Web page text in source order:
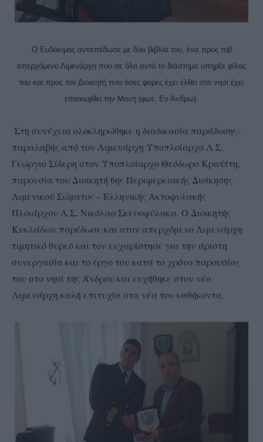
Ο Ευδόκιμος ανταπέδωσε με δύο βιβλία του, ένα προς τοβ
απερχόμενο Λιμενάρχη που σε όλο αυτό το διάστημα υπηρξε φίλος
του και προς τον Διοικητή που όσες φορές έχει έλθει στο νησί έχει
επισκεφθεί την Μονή (φωτ. Εν Άνδρω).
Στη συνέχεια ολοκληρώθηκε η διαδικασία παράδοσης-
παραλαβής από τον Λιμενάρχη Υποπλοίαρχο Λ.Σ.
Γεώργιο Σίδερη στον Υποπλοίαρχο Θεόδωρο Κραψίτη,
παρουσία του Διοικητή 6ης Περιφερειακής Διοίκησης
Λιμενικού Σώματος – Ελληνικής Ακτοφυλακής
Πλοιάρχου Λ.Σ. Νικόλαο Σκευοφύλακα. Ο Διοικητής
Κυκλάδων παρέδωσε και στον απερχόμενο Λιμενάρχη
τιμητικό θυρεό και τον ευχαρίστησε για την άριστη
συνεργασία και το έργο του κατά το χρόνο παρουσίας
του στο νησί της Άνδρου και ευχήθηκε στον νέο
Λιμενάρχη καλή επιτυχία στα νέα του καθήκοντα.